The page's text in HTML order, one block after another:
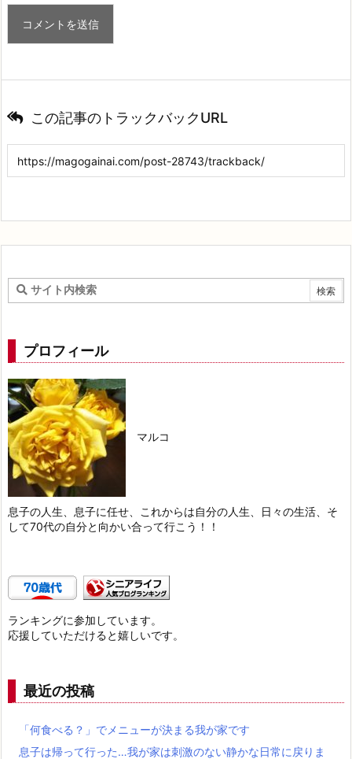
この記事のトラックバックURL
プロフィール
マルコ
息子の人生、息子に任せ、これからは自分の人生、日々の生活、そ
して70代の自分と向かい合って行こう！！
ランキングに参加しています。
応援していただけると嬉しいです。
最近の投稿
「何食べる？」でメニューが決まる我が家です
息子は帰って行った…我が家は刺激のない静かな日常に戻りま